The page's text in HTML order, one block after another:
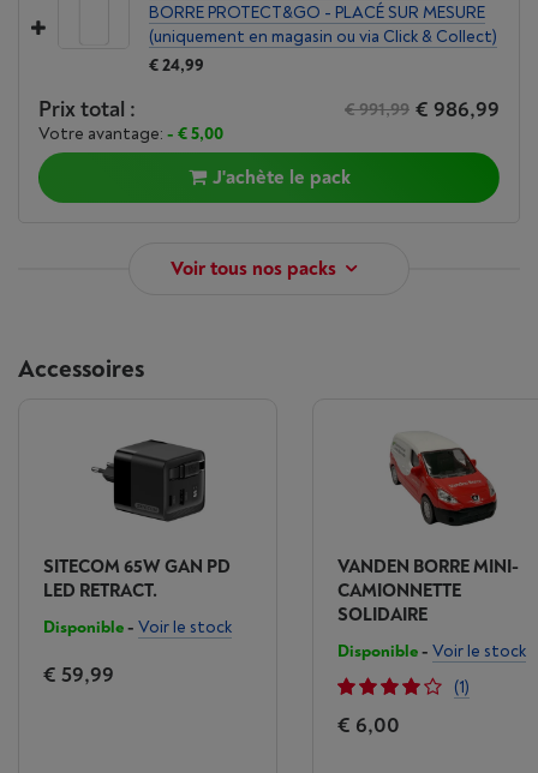
BORRE PROTECT&GO - PLACÉ SUR MESURE
(uniquement en magasin ou via Click & Collect)
€ 24,99
Prix total : € 991,99 € 986,99
Votre avantage: - € 5,00
J'achète le pack
Voir tous nos packs
Accessoires
SITECOM 65W GAN PD
LED RETRACT.
Disponible- Voir le stock
€ 59,99
VANDEN BORRE MINI-
CAMIONNETTE
SOLIDAIRE
Disponible- Voir le stock
(1)
€ 6,00